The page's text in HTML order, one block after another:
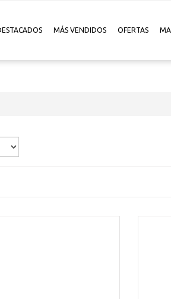
MÁS VENDIDOS OFERTAS